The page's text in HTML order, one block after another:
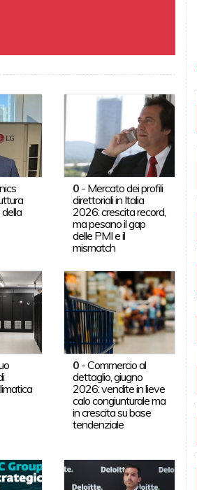
0 - Mercato dei profili
direttoriali in Italia
2026: crescita record,
ma pesano il gap
delle PMI e il
mismatch
0 -Commercio al
dettaglio, giugno
2026: vendite in lieve
calo congiunturale ma
in crescita su base
tendenziale